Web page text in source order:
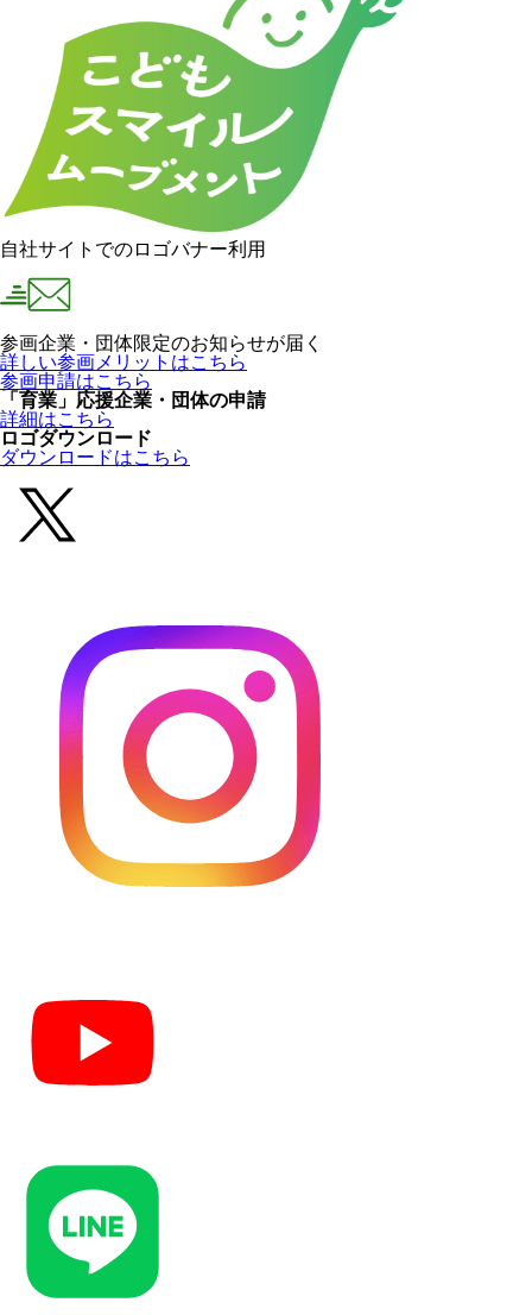
自社サイトでのロゴバナー利用
参画企業・団体限定のお知らせが届く
詳しい参画メリットはこちら
参画申請はこちら
「育業」応援企業・団体の申請
詳細はこちら
ロゴダウンロード
ダウンロードはこちら